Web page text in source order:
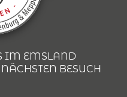
IM EMSLAND
BESUCH